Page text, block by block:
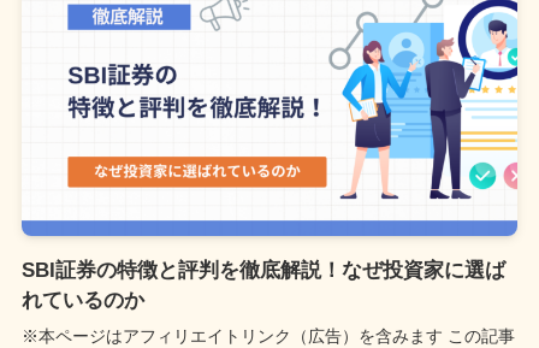
SBI証券の特徴と評判を徹底解説！なぜ投資家に選ば
れているのか
※本ページはアフィリエイトリンク（広告）を含みます この記事